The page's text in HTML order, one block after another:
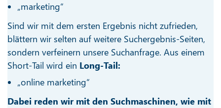
„marketing“
Sind wir mit dem ersten Ergebnis nicht zufrieden,
blättern wir selten auf weitere Suchergebnis-Seiten,
sondern verfeinern unsere Suchanfrage. Aus einem
Short-Tail wird ein Long-Tail:
„online marketing“
Dabei reden wir mit den Suchmaschinen, wie mit